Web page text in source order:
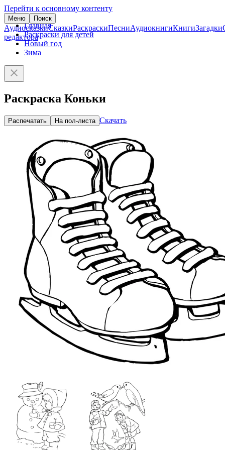
Перейти к основному контенту
Меню Поиск
АудиосказкиСказкиРаскраскиПесниАудиокнигиКнигиЗагадки
редактора
Главная
Раскраски для детей
Новый год
Зима
Раскраска Коньки
Распечатать На пол-листа Скачать